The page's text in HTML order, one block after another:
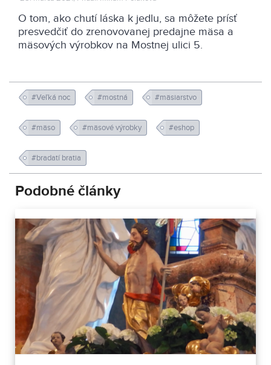
O tom, ako chutí láska k jedlu, sa môžete prísť
presvedčiť do zrenovovanej predajne mäsa a
mäsových výrobkov na Mostnej ulici 5.
#Veľká noc #mostná #mäsiarstvo
#mäso #mäsové výrobky #eshop
#bradatí bratia
Podobné články